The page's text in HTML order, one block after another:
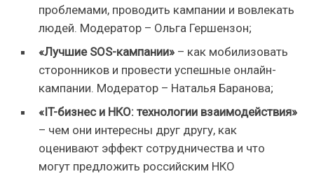
проблемами, проводить кампании и вовлекать
людей. Модератор – Ольга Гершензон;
«Лучшие SOS-кампании» – как мобилизовать
сторонников и провести успешные онлайн-
кампании. Модератор – Наталья Баранова;
«IT-бизнес и НКО: технологии взаимодействия»
– чем они интересны друг другу, как
оценивают эффект сотрудничества и что
могут предложить российским НКО